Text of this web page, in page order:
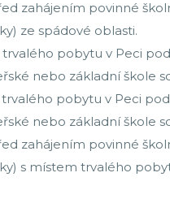
zahájením povinné
ze spádové oblasti.
pobytu v Peci
nebo základní škole
pobytu v Peci
nebo základní škole
zahájením povinné
s místem trvalého